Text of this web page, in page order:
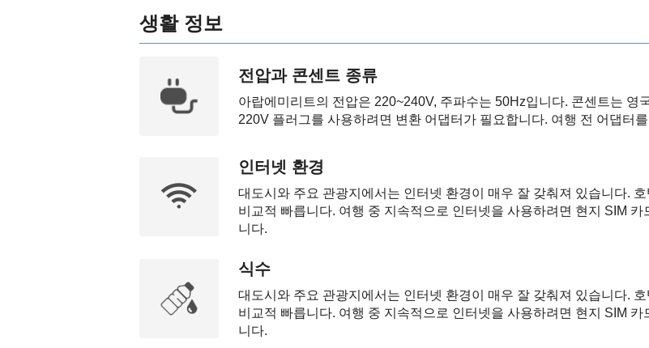
생활 정보
전압과 콘센트 종류
아랍에미리트의 전압은 220~240V, 주파수는 50Hz입니다. 콘센트는 영
220V 플러그를 사용하려면 변환 어댑터가 필요합니다. 여행 전 어댑터
인터넷 환경
대도시와 주요 관광지에서는 인터넷 환경이 매우 잘 갖춰져 있습니다.
비교적 빠릅니다. 여행 중 지속적으로 인터넷을 사용하려면 현지 SIM
니다.
식수
대도시와 주요 관광지에서는 인터넷 환경이 매우 잘 갖춰져 있습니다.
비교적 빠릅니다. 여행 중 지속적으로 인터넷을 사용하려면 현지 SIM
니다.